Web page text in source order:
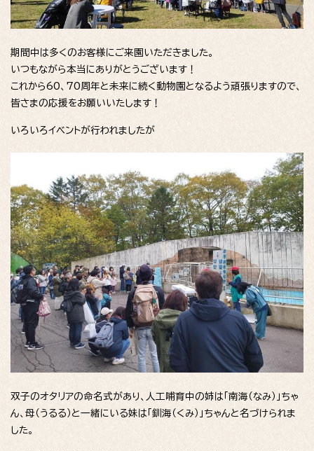
期間中は多くのお客様にご来園いただきました。
いつもながら本当にありがとうございます！
これから60、70周年と未来に続く動物園となるよう頑張りますので、
皆さまの応援をお願いいたします！
いろいろイベントが行われましたが
双子のオタリアの命名式があり、人工哺育中の姉は「南海（なみ）」ちゃ
ん、母（うるる）と一緒にいる妹は「釧海（くみ）」ちゃんと名づけられま
した。